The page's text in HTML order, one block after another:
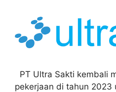
PT Ultra Sakti kembali
pekerjaan di tahun 2023